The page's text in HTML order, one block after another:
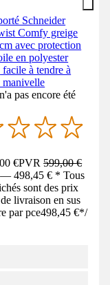
Schneider
Comfy greige
avec protection
en polyester
à tendre à
manivelle
pas encore été
€PVR599,00 €
498,45 € * Tous
sont des prix
livraison en sus
par pce498,45 €*/